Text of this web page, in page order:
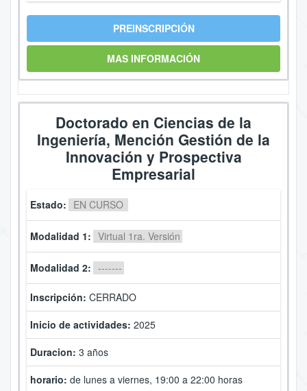
PREINSCRIPCIÓN
MAS INFORMACIÓN
Doctorado en Ciencias de la
Ingeniería, Mención Gestión de la
Innovación y Prospectiva
Empresarial
Estado: EN CURSO
Modalidad 1: Virtual 1ra. Versión
Modalidad 2: -------
Inscripción: CERRADO
Inicio de actividades: 2025
Duracion: 3 años
horario: de lunes a viernes, 19:00 a 22:00 horas